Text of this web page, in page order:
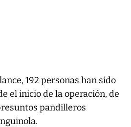
192 personas han sido
el inicio de la operación, de
pandilleros